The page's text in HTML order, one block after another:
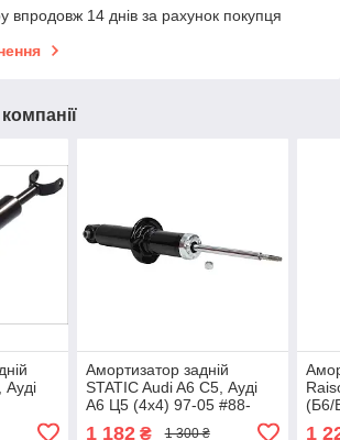
впродовж 14 днів за рахунок покупця
Ауді
Амортизатор задній
STATIC Audi A6 C5, Ауді
А6 Ц5 (4х4) 97-05 #88-
1 182₴ 1 300 ₴
(Б6/
1